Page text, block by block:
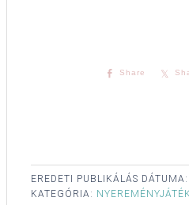
Share
EREDETI PUBLIKÁLÁS DÁTUMA:
KATEGÓRIA: NYEREMÉNYJÁTÉK